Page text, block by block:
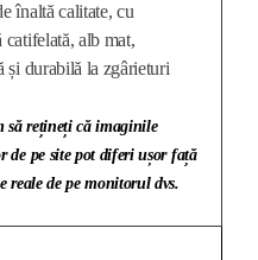
înaltă calitate, cu
catifelată, alb mat,
și durabilă la zgârieturi
să rețineți că imaginile
de pe site pot diferi ușor față
reale de pe monitorul dvs.